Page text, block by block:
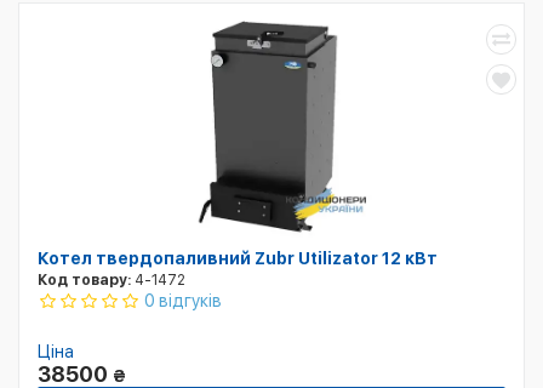
Котел твердопаливний Zubr Utilizator 12 кВт
Код товару: 4-1472
0 відгуків
Ціна
38500 ₴